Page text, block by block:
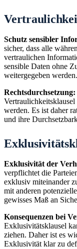
Schutz sensibler
sicher, dass alle
vertraulichen
sensible Daten ohne
weitergegeben werden.
Rechtsdurchsetzung:
werden. Es ist daher
und ihre
Exklusivität der
verpflichtet die
exklusiv miteinander
mit anderen
gewisses Maß an
Konsequenzen bei
Exklusivitätsklausel
ziehen. Daher ist es
Exklusivität klar zu